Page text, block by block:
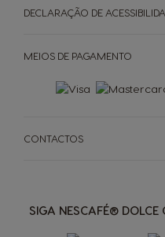
ACESSÓRIOS
SUSTENTABILIDADE
SIGA NESCAFÉ® DOLCE
MEIOS DE PAGAMENTO
CONTACTOS
DECLARAÇÃO DE